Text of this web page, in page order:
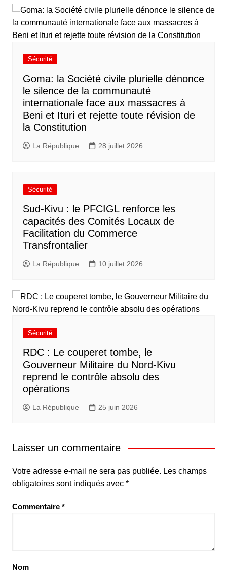
Sécurité
Goma: la Société civile plurielle dénonce
le silence de la communauté
internationale face aux massacres à
Beni et Ituri et rejette toute révision de
la Constitution
La République 28 juillet 2026
Sécurité
Sud-Kivu : le PFCIGL renforce les
capacités des Comités Locaux de
Facilitation du Commerce
Transfrontalier
La République 10 juillet 2026
Sécurité
RDC : Le couperet tombe, le
Gouverneur Militaire du Nord-Kivu
reprend le contrôle absolu des
opérations
La République 25 juin 2026
Laisser un commentaire
Votre adresse e-mail ne sera pas publiée. Les champs
obligatoires sont indiqués avec *
Commentaire *
Nom